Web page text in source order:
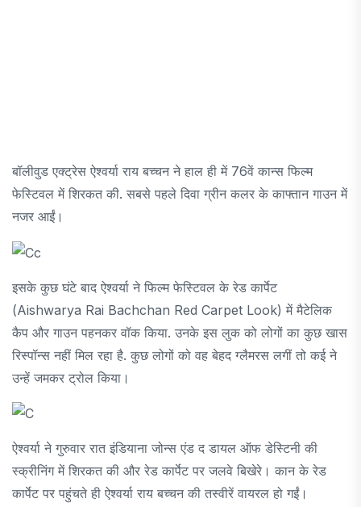
बॉलीवुड एक्ट्रेस ऐश्वर्या राय बच्चन ने हाल ही में 76वें कान्स फिल्म
फेस्टिवल में शिरकत की. सबसे पहले दिवा ग्रीन कलर के काफ्तान गाउन में
नजर आईं।
इसके कुछ घंटे बाद ऐश्वर्या ने फिल्म फेस्टिवल के रेड कार्पेट
(Aishwarya Rai Bachchan Red Carpet Look) में मैटेलिक
कैप और गाउन पहनकर वॉक किया. उनके इस लुक को लोगों का कुछ खास
रिस्पॉन्स नहीं मिल रहा है. कुछ लोगों को वह बेहद ग्लैमरस लगीं तो कई ने
उन्हें जमकर ट्रोल किया।
ऐश्वर्या ने गुरुवार रात इंडियाना जोन्स एंड द डायल ऑफ डेस्टिनी की
स्क्रीनिंग में शिरकत की और रेड कार्पेट पर जलवे बिखेरे। कान के रेड
कार्पेट पर पहुंचते ही ऐश्वर्या राय बच्चन की तस्वीरें वायरल हो गईं।